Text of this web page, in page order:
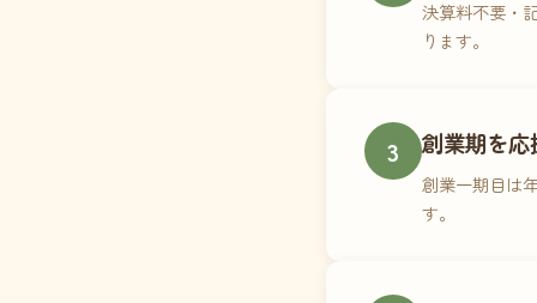
決算料不要・
ります。
3 創業期を応
創業一期目は
す。